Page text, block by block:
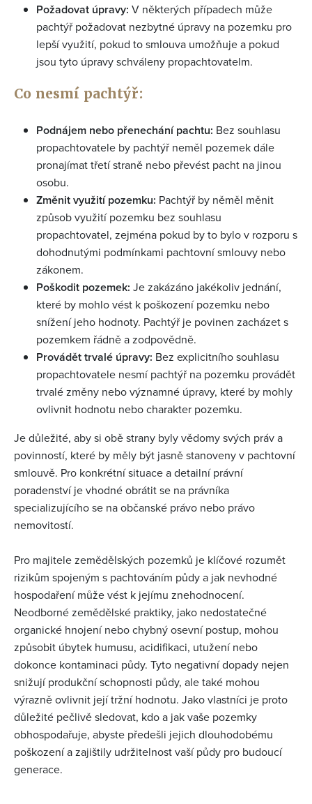
Požadovat úpravy: V některých případech může
pachtýř požadovat nezbytné úpravy na pozemku pro
lepší využití, pokud to smlouva umožňuje a pokud
jsou tyto úpravy schváleny propachtovatelm.
Co nesmí pachtýř:
Podnájem nebo přenechání pachtu: Bez souhlasu
propachtovatele by pachtýř neměl pozemek dále
pronajímat třetí straně nebo převést pacht na jinou
osobu.
Změnit využití pozemku: Pachtýř by něměl měnit
způsob využití pozemku bez souhlasu
propachtovatel, zejména pokud by to bylo v rozporu s
dohodnutými podmínkami pachtovní smlouvy nebo
zákonem.
Poškodit pozemek: Je zakázáno jakékoliv jednání,
které by mohlo vést k poškození pozemku nebo
snížení jeho hodnoty. Pachtýř je povinen zacházet s
pozemkem řádně a zodpovědně.
Provádět trvalé úpravy: Bez explicitního souhlasu
propachtovatele nesmí pachtýř na pozemku provádět
trvalé změny nebo významné úpravy, které by mohly
ovlivnit hodnotu nebo charakter pozemku.
Je důležité, aby si obě strany byly vědomy svých práv a
povinností, které by měly být jasně stanoveny v pachtovní
smlouvě. Pro konkrétní situace a detailní právní
poradenství je vhodné obrátit se na právníka
specializujícího se na občanské právo nebo právo
nemovitostí.
Pro majitele zemědělských pozemků je klíčové rozumět
rizikům spojeným s pachtováním půdy a jak nevhodné
hospodaření může vést k jejímu znehodnocení.
Neodborné zemědělské praktiky, jako nedostatečné
organické hnojení nebo chybný osevní postup, mohou
způsobit úbytek humusu, acidifikaci, utužení nebo
dokonce kontaminaci půdy. Tyto negativní dopady nejen
snižují produkční schopnosti půdy, ale také mohou
výrazně ovlivnit její tržní hodnotu. Jako vlastníci je proto
důležité pečlivě sledovat, kdo a jak vaše pozemky
obhospodařuje, abyste předešli jejich dlouhodobému
poškození a zajištily udržitelnost vaší půdy pro budoucí
generace.